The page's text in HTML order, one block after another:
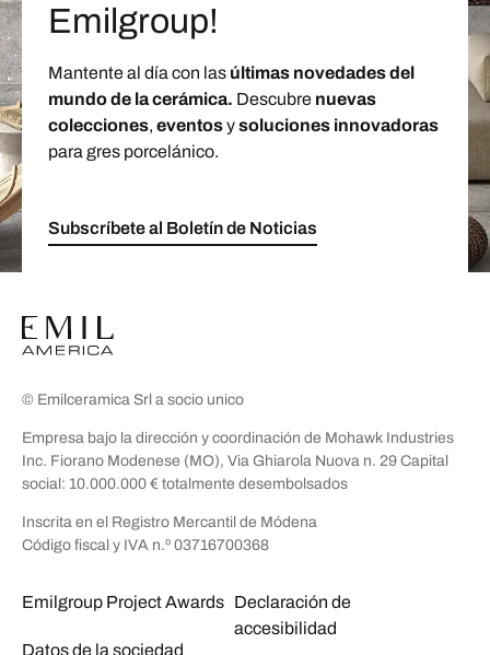
Emilgroup!
Mantente al día con las últimas novedades del
mundo de la cerámica. Descubre nuevas
colecciones, eventosysoluciones innovadoras
para gres porcelánico.
Subscríbete al Boletín de Noticias
© Emilceramica Srl a socio unico
Empresa bajo la dirección y coordinación de Mohawk Industries
Inc. Fiorano Modenese (MO), Via Ghiarola Nuova n. 29 Capital
social: 10.000.000 € totalmente desembolsados
Inscrita en el Registro Mercantil de Módena
Código fiscal y IVA n.º 03716700368
Emilgroup Project Awards
Datos de la sociedad
Declaración de
accesibilidad